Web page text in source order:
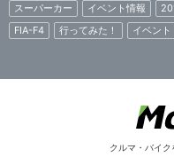
スーパーカー
イベント情報
FIA-F4
行ってみた！ イベント
クルマ・バイ